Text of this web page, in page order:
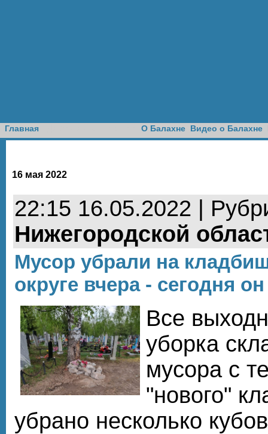
Главная О Балахне Видео о Балахне
16 мая 2022
22:15 16.05.2022 |
Нижегородской
Мусор убрали на
округе вчера - сегодня
Все
уборка
мусора с
"нового"
убрано несколько